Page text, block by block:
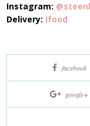
Instagram:
Delivery: Ifood
redes
facebook
google+